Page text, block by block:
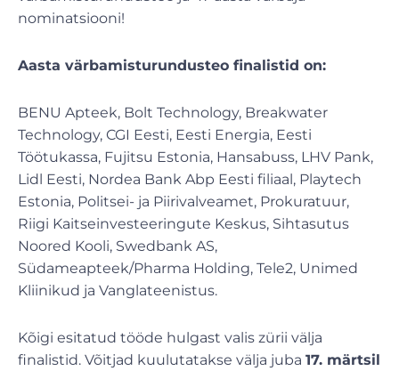
nominatsiooni!
Aasta värbamisturundusteo finalistid on:
BENU Apteek, Bolt Technology, Breakwater
Technology, CGI Eesti, Eesti Energia, Eesti
Töötukassa, Fujitsu Estonia, Hansabuss, LHV Pank,
Lidl Eesti, Nordea Bank Abp Eesti filiaal, Playtech
Estonia, Politsei- ja Piirivalveamet, Prokuratuur,
Riigi Kaitseinvesteeringute Keskus, Sihtasutus
Noored Kooli, Swedbank AS,
Südameapteek/Pharma Holding, Tele2, Unimed
Kliinikud ja Vanglateenistus.
Kõigi esitatud tööde hulgast valis zürii välja
finalistid. Võitjad kuulutatakse välja juba 17. märtsil